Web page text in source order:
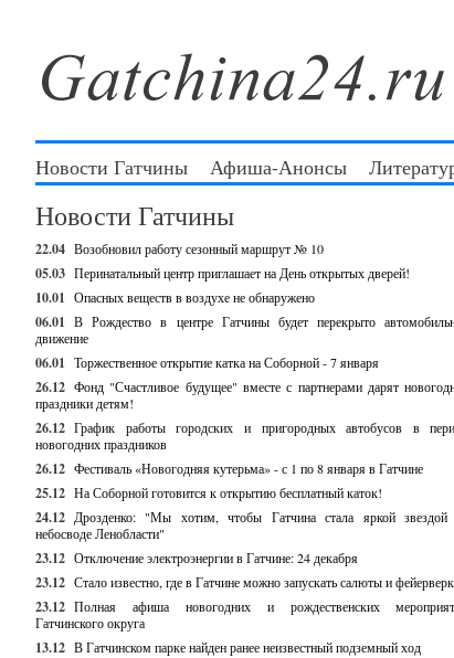
Новости Гатчины Афиша-Анонсы
Новости Гатчины
22.04 Возобновил работу сезонный маршрут № 10
05.03 Перинатальный центр приглашает на День открытых дверей!
10.01 Опасных веществ в воздухе не обнаружено
06.01 В Рождество в центре Гатчины будет перекрыто
движение
06.01 Торжественное открытие катка на Соборной - 7 января
26.12 Фонд "Счастливое будущее" вместе с партнерами дарят
праздники детям!
26.12 График работы городских и пригородных автобусов в
новогодних праздников
26.12 Фестиваль «Новогодняя кутерьма» - с 1 по 8 января в Гатчине
25.12 На Соборной готовится к открытию бесплатный каток!
24.12 Дрозденко: "Мы хотим, чтобы Гатчина стала яркой звездой
небосводе Ленобласти"
23.12 Отключение электроэнергии в Гатчине: 24 декабря
23.12 Стало известно, где в Гатчине можно запускать салюты и
23.12 Полная афиша новогодних и рождественских
Гатчинского округа
13.12 В Гатчинском парке найден ранее неизвестный подземный ход